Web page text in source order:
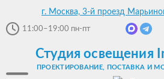
г. Москва, 3-й проезд
11:00–19:00 пн-пт
Студия освещения
ПРОЕКТИРОВАНИЕ, ПОСТАВКА И